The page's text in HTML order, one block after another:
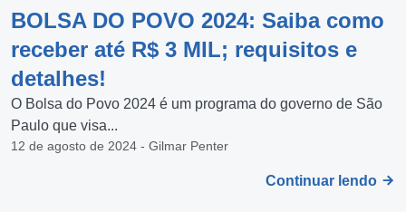
BOLSA DO POVO 2024: Saiba como
receber até R$ 3 MIL; requisitos e
detalhes!
O Bolsa do Povo 2024 é um programa do governo de São
Paulo que visa...
12 de agosto de 2024 - Gilmar Penter
Continuar lendo